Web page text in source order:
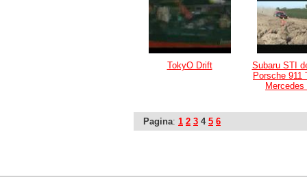
TokyO Drift
Subaru STI
Porsche 911
Mercedes
Pagina: 1 2 3 4 5 6